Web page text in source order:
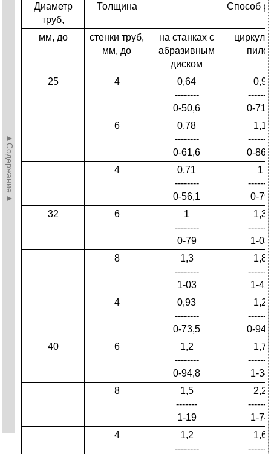
►Содержание►
Диаметр
труб,
Толщина Способ
мм, до
стенки труб,
мм, до
на станках с
абразивным
диском
25 4
0,64
--------
0-50,6
0,9
0-
6
0,78
--------
0-61,6
1,1
0-
4
0,71
--------
0-56,1
1
0-79
32
6
1
--------
0-79
1,3
1-03
8
1,3
--------
1-03
1,8
1-42
4
0,93
--------
0-73,5
1,2
0-
40
6
1,2
--------
0-94,8
1,7
1-34
8
1,5
-------
1-19
2,2
1-74
4
1,2
--------
1,6